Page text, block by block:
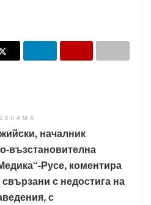
началник
възстановителна
Русе, коментира
с недостига на
с